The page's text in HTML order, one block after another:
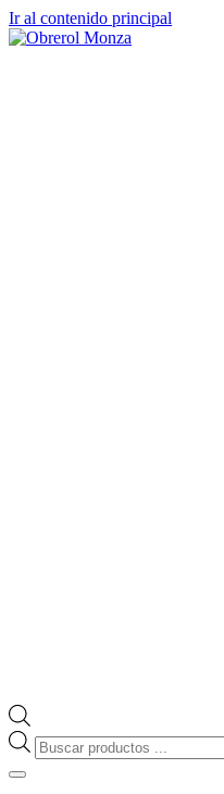
Ir al contenido principal
Búsqueda
de